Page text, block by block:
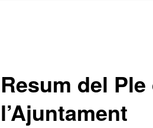
Resum del Ple
l’Ajuntament